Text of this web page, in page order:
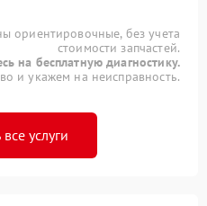
ориентировочные, без учета
стоимости запчастей.
на бесплатную диагностику.
и укажем на неисправность.
услуги